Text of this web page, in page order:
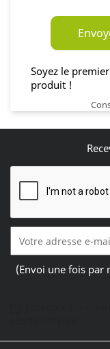
Soyez le
produit !
(Envoi une fois par